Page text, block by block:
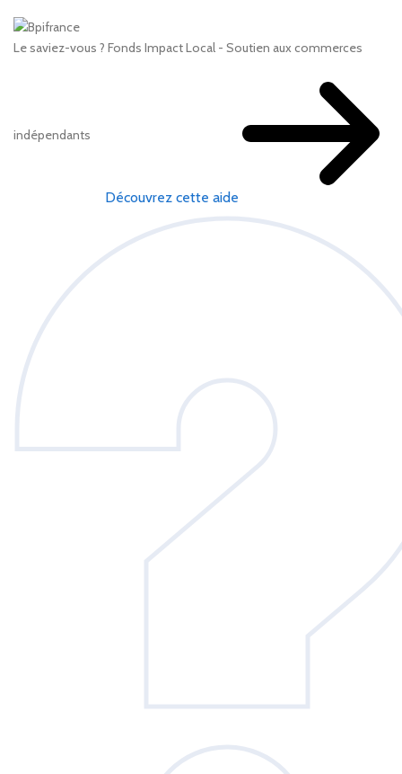
Le saviez-vous ? Fonds Impact Local - Soutien aux commerces
indépendants
Découvrez cette aide